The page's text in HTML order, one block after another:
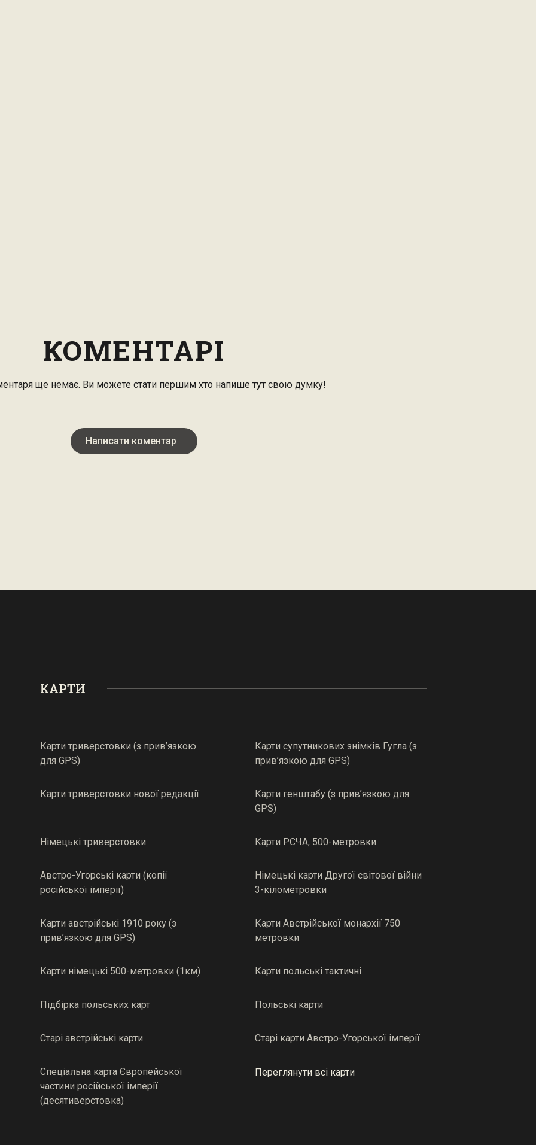
КОМЕНТАРІ
ще немає. Ви можете стати першим хто напише тут свою думку!
Написати коментар
КАРТИ
Карти триверстовки (з прив’язкою
для GPS)
Карти супутникових знімків Гугла (з
прив’язкою для GPS)
Карти триверстовки нової редакції
Карти генштабу (з прив’язкою для
GPS)
Німецькі триверстовки Карти РСЧА, 500-метровки
Австро-Угорські карти (копії
російської імперії)
Німецькі карти Другої світової війни
3-кілометровки
Карти австрійські 1910 року (з
прив’язкою для GPS)
Карти Австрійської монархії 750
метровки
Карти німецькі 500-метровки (1км) Карти польські тактичні
Підбірка польських карт Польські карти
Старі австрійські карти Старі карти Австро-Угорської імперії
Спеціальна карта Європейської
частини російської імперії
(десятиверстовка)
Переглянути всі карти